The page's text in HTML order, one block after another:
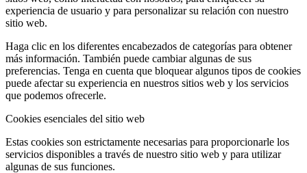
experiencia de usuario y para personalizar su relación con nuestro
sitio web.
Haga clic en los diferentes encabezados de categorías para obtener
más información. También puede cambiar algunas de sus
preferencias. Tenga en cuenta que bloquear algunos tipos de cookies
puede afectar su experiencia en nuestros sitios web y los servicios
que podemos ofrecerle.
Cookies esenciales del sitio web
Estas cookies son estrictamente necesarias para proporcionarle los
servicios disponibles a través de nuestro sitio web y para utilizar
algunas de sus funciones.